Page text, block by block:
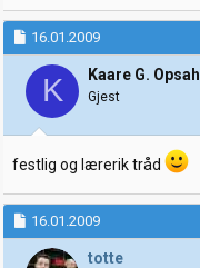
16.01.2009
K Kaare G. Opsahl
Gjest
festlig og lærerik tråd
16.01.2009
totte